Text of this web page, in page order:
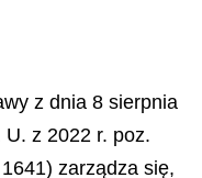
z dnia 8 sierpnia
z 2022 r. poz.
zarządza się,